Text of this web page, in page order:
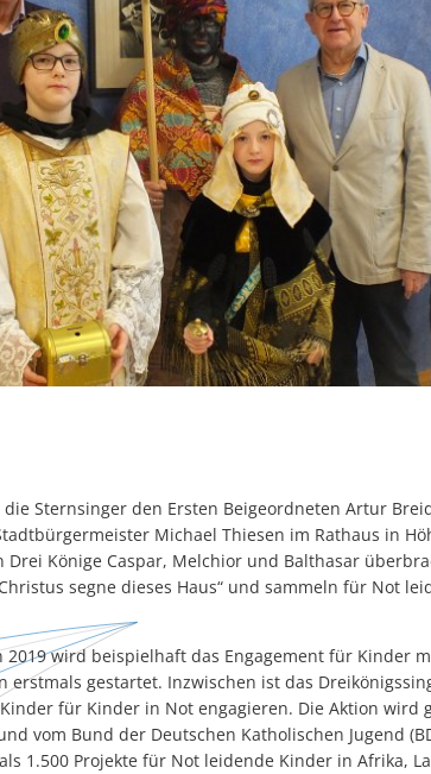
Sternsinger den Ersten Beigeordneten Artur
Michael Thiesen im Rathaus in
Könige Caspar, Melchior und Balthasar
segne dieses Haus“ und sammeln für Not
wird beispielhaft das Engagement für Kinder
erstmals gestartet. Inzwischen ist das
für Kinder in Not engagieren. Die Aktion wird
vom Bund der Deutschen Katholischen Jugend
1.500 Projekte für Not leidende Kinder in Afrika,